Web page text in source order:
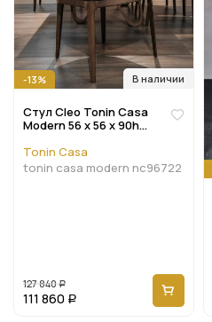
В наличии
-13%
Стул Cleo Tonin Casa
Modern 56 x 56 x 90h
Tonin Casa
tonin casa modern nc96722
127 840 Р
111 860 Р